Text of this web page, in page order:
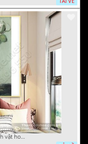
Tranh tĩnh vật hoa quả sơn dầu trang trí tường